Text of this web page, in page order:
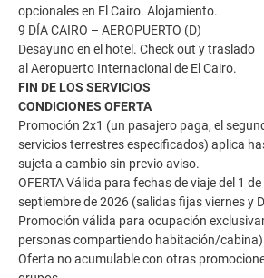
opcionales en El Cairo. Alojamiento.
9 DÍA CAIRO – AEROPUERTO (D)
Desayuno en el hotel. Check out y traslado
al Aeropuerto Internacional de El Cairo.
FIN DE LOS SERVICIOS
CONDICIONES OFERTA
Promoción 2x1 (un pasajero paga, el
servicios terrestres especificados) aplica
sujeta a cambio sin previo aviso.
OFERTA Válida para fechas de viaje del 1
septiembre de 2026 (salidas fijas viernes y
Promoción válida para ocupación
personas compartiendo habitación/
Oferta no acumulable con otras